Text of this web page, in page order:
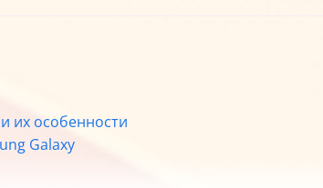
их особенности
Galaxy